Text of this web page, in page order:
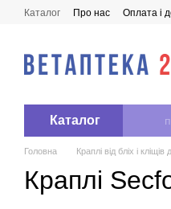
Перейти до основного
Каталог Про нас Оплата і
Каталог
Головна Краплі від бліх і
Краплі